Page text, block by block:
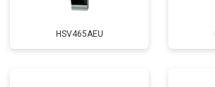
HSV465AEU